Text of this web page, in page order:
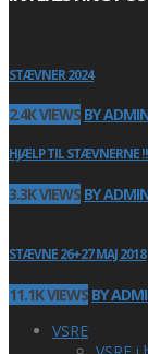
STÆVNER 2024
2.4K VIEWS BY
HJÆLP TIL STÆVNERNE
3.3K VIEWS BY
STÆVNE 26+27 MAJ 2018
11.1K VIEWS BY
VSRE